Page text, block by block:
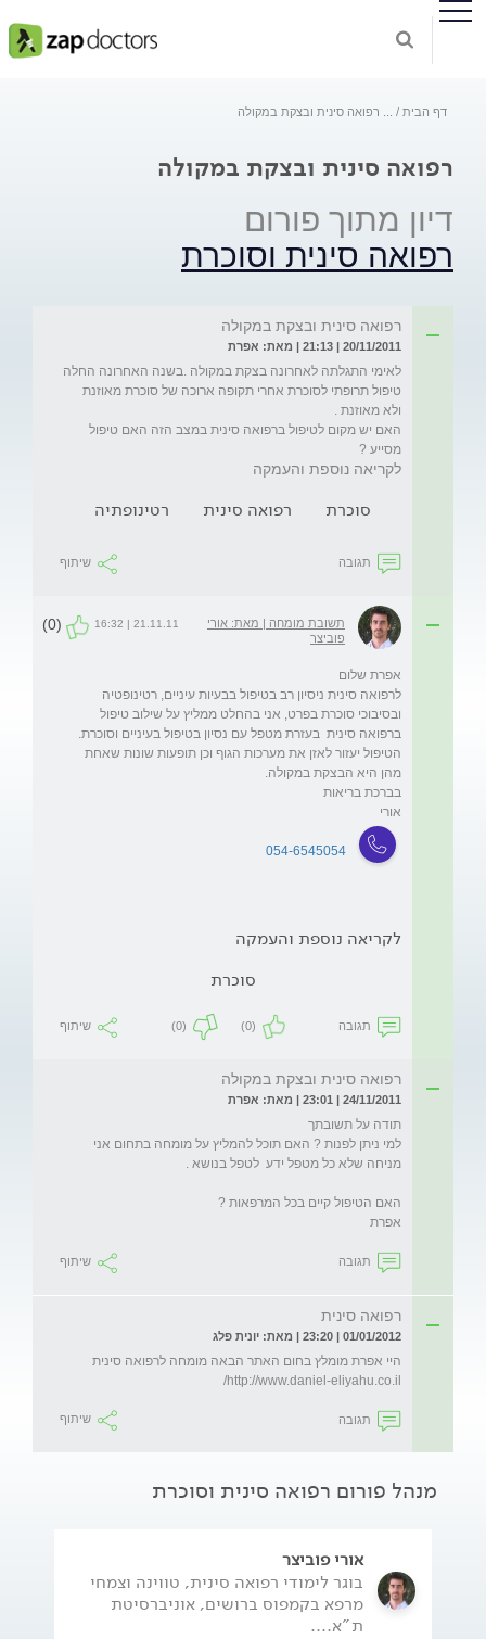
דף הבית רפואה סינית ובצקת במקולה
רפואה סינית ובצקת במקולה
דיון מתוך פורום
רפואה סינית וסוכרת
רפואה סינית ובצקת במקולה
20/11/2011 | 21:13 | מאת: אפרת
לאימי התגלתה לאחרונה בצקת במקולה .בשנה האחרונה החלה
טיפול תרופתי לסוכרת אחרי תקופה ארוכה של סוכרת מאוזנת
האם יש מקום לטיפול ברפואה סינית במצב הזה האם טיפול
מסייע ?
לקריאה נוספת והעמקה
סוכרת רפואה סינית רטינופתיה
תגובה שיתוף
תשובת מומחה | מאת: אורי
פוביצר
21.11.11 | 16:32
(0)
לרפואה סינית ניסיון רב בטיפול בבעיות עיניים, רטינופטיה
ובסיבוכי סוכרת בפרט, אני בהחלט ממליץ על שילוב טיפול
ברפואה סינית  בעזרת מטפל עם נסיון בטיפול בעיניים וסוכרת.
הטיפול יעזור לאזן את מערכות הגוף וכן תופעות שונות שאחת
אורי
054-6545054
לקריאה נוספת והעמקה
סוכרת
תגובה (0)
(0) שיתוף
רפואה סינית ובצקת במקולה
24/11/2011 | 23:01 | מאת: אפרת
למי ניתן לפנות ? האם תוכל להמליץ על מומחה בתחום אני
אפרת
תגובה שיתוף
רפואה סינית
01/01/2012 | 23:20 | מאת: יונית פלג
http://www.daniel-eliyahu.co.il/
תגובה שיתוף
מנהל פורום רפואה סינית וסוכרת
אורי פוביצר
בוגר לימודי רפואה סינית, טווינה וצמחי
מרפא בקמפוס ברושים, אוניברסיטת
ת"א....